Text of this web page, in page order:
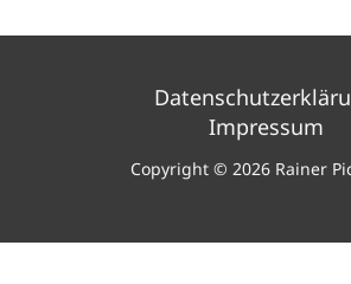
Impressum
Copyright © 2026 Rainer